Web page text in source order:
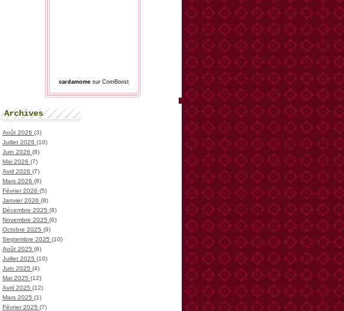
cardamome sur ComBoost
Archives
Août 2026 (3)
Juillet 2026 (10)
Juin 2026 (8)
Mai 2026 (7)
Avril 2026 (7)
Mars 2026 (8)
Février 2026 (5)
Janvier 2026 (8)
Décembre 2025 (8)
Novembre 2025 (6)
Octobre 2025 (9)
Septembre 2025 (10)
Août 2025 (6)
Juillet 2025 (10)
Juin 2025 (4)
Mai 2025 (12)
Avril 2025 (12)
Mars 2025 (1)
Février 2025 (7)